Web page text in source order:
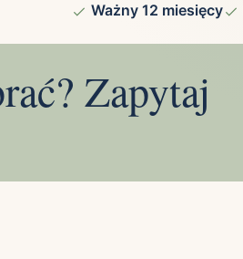
Ważny 12 miesięcy
Zapytaj